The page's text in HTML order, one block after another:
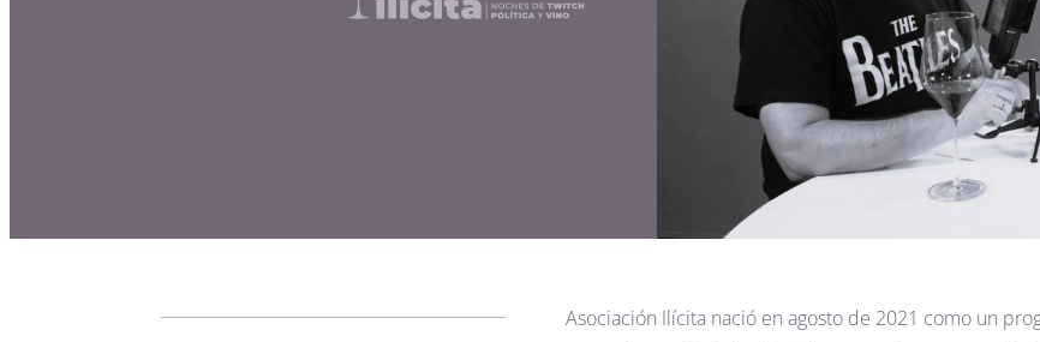
Asociación Ilícita nació en agosto de 2021 como un